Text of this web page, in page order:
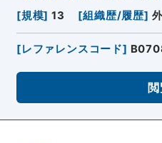
[規模] 13 [組織歴/履歴]
[レファレンスコード]